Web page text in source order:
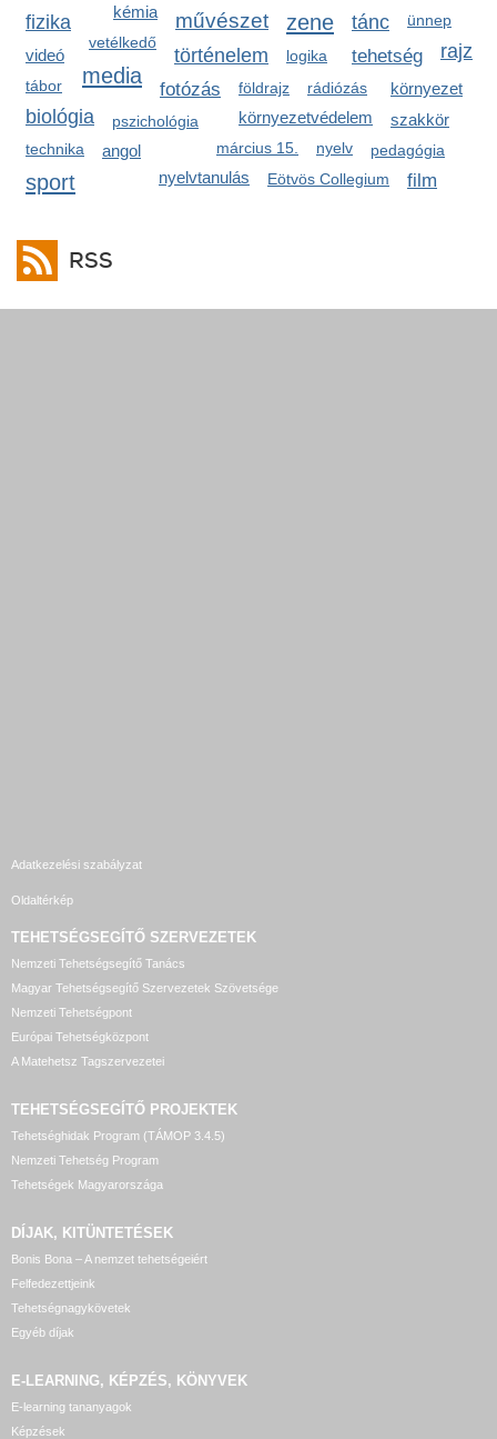
kémia
művészet zene
fizika tánc
vetélkedő
történelem tehetség
ünnep
videó
media
fotózás földrajz rádiózás
környezetvédelem
környezet
logika
tábor
biológia pszichológia szakkör
március 15.
technika nyelv
angol pedagógia
nyelvtanulás Eötvös Collegium
sport
rajz
film
RSS
Adatkezelési szabályzat
Oldaltérkép
TEHETSÉGSEGÍTŐ SZERVEZETEK
Nemzeti Tehetségsegítő Tanács
Magyar Tehetségsegítő Szervezetek Szövetsége
Nemzeti Tehetségpont
Európai Tehetségközpont
A Matehetsz Tagszervezetei
TEHETSÉGSEGÍTŐ PROJEKTEK
Tehetséghidak Program (TÁMOP 3.4.5)
Nemzeti Tehetség Program
Tehetségek Magyarországa
DÍJAK, KITÜNTETÉSEK
Bonis Bona – A nemzet tehetségeiért
Felfedezettjeink
Tehetségnagykövetek
Egyéb díjak
E-LEARNING, KÉPZÉS, KÖNYVEK
E-learning tananyagok
Képzések